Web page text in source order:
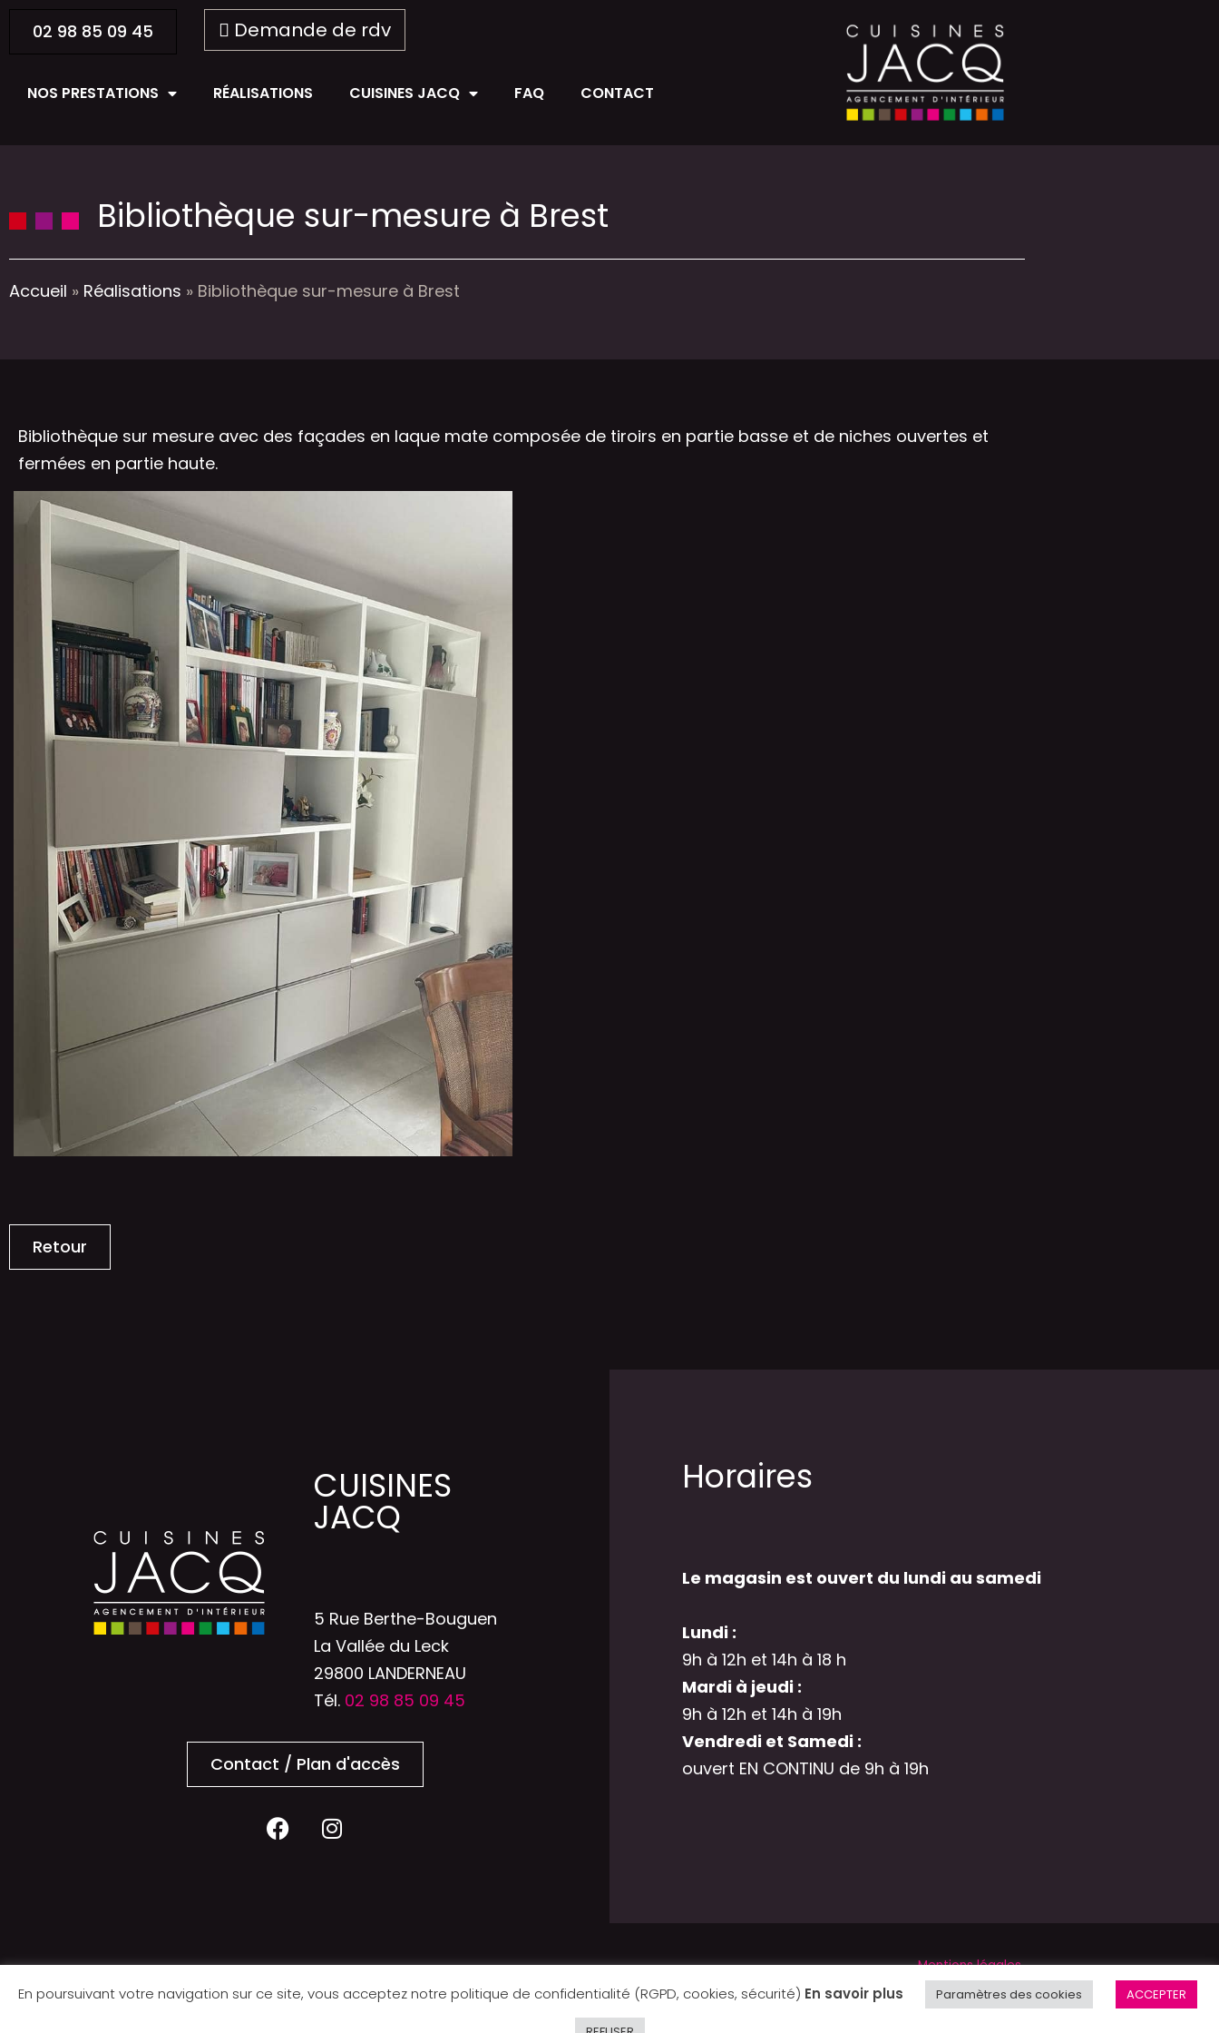
02 98 85 09 45 Demande de rdv
NOS PRESTATIONS RÉALISATIONS CUISINES JACQ FAQ CONTACT
Bibliothèque sur-mesure à Brest
Accueil » Réalisations » Bibliothèque sur-mesure à Brest
Bibliothèque sur mesure avec des façades en laque mate composée de tiroirs en partie basse et de niches ouvertes et
fermées en partie haute.
Retour
CUISINES
JACQ
5 Rue Berthe-Bouguen
La Vallée du Leck
29800 LANDERNEAU
Tél. 02 98 85 09 45
Contact / Plan d'accès
Horaires
Le magasin est ouvert du lundi au samedi
Lundi :
9h à 12h et 14h à 18 h
Mardi à jeudi :
9h à 12h et 14h à 19h
Vendredi et Samedi :
ouvert EN CONTINU de 9h à 19h
Mentions légales
Site réalisé
En poursuivant votre navigation sur ce site, vous acceptez notre politique de confidentialité (RGPD, cookies, sécurité) En savoir plus Paramètres des cookies ACCEPTER